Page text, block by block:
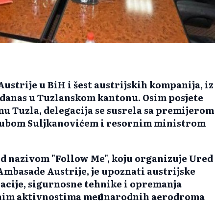
u BiH i šest austrijskih kompanija, iz
u Tuzlanskom kantonu. Osim posjete
Tuzla, delegacija se susrela sa premijerom
Suljkanovićem i resornim ministrom
nazivom "Follow Me", koju organizuje Ured
Austrije, je upoznati austrijske
sigurnosne tehnike i opremanja
aktivnostima međunarodnih aerodroma